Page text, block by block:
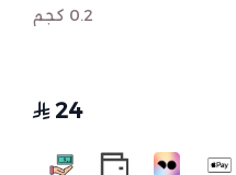
0.2 كجم
24